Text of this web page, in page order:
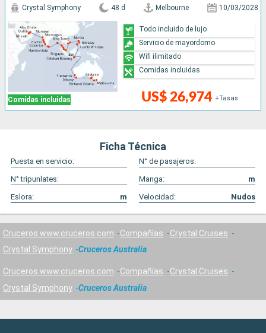
Comidas incluidas
Crystal Symphony 48 d Melbourne 10/03/2028
US$ 26,974 +Tasas
Todo incluido de lujo
Servicio de mayordomo
Wifi ilimitado
Comidas incluidas
Ficha Técnica
Puesta en servicio:
N° de pasajeros:
N° tripunlates:
Manga:
m
Eslora:
m Velocidad: Nudos
Cruceros www.cruceros.com Compañías
Crystal Cruises
Crystal Symphony
Cruceros Australia
Cruceros www.cruceros.com Compañías
Crystal Cruises
Crystal Symphony
Cruceros Australia